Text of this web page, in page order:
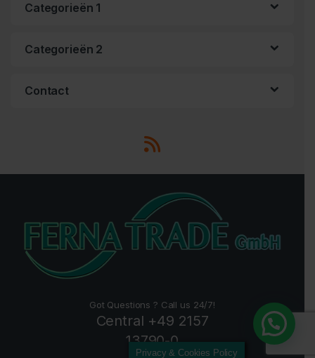
Categorieën 1
Categorieën 2
Contact
Got Questions ? Call us 24/7!
Central +49 2157
13790-0
Privacy & Cookies Policy
snelle service!